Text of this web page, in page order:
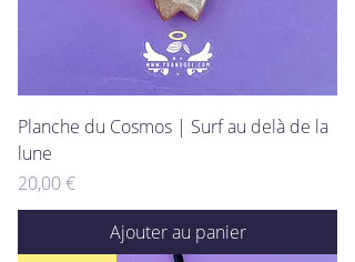
Planche du Cosmos | Surf au delà de la
lune
Prix
20,00 €
Ajouter au panier